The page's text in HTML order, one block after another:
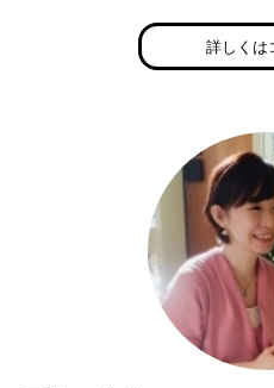
公式HP:http://tricolore-net.jp/
詳しくは